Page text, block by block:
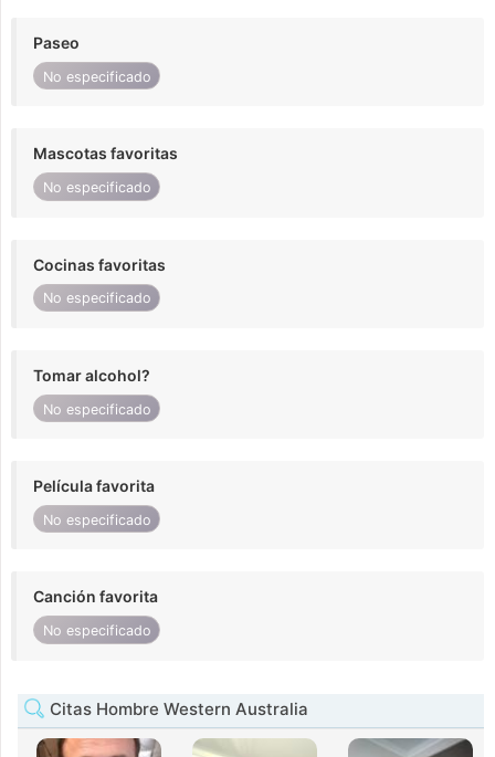
Paseo
No especificado
Mascotas favoritas
No especificado
Cocinas favoritas
No especificado
Tomar alcohol?
No especificado
Película favorita
No especificado
Canción favorita
No especificado
Citas Hombre Western Australia